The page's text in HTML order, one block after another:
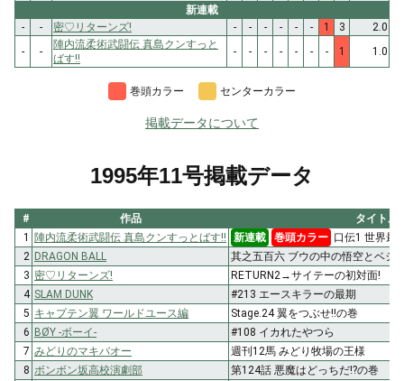
新連載
-
- 密♡リターンズ! - - - - - - 1 3
2.0
-
-
陣内流柔術武闘伝 真島クンすっと
ばす!!
- - - - - - - 1 1.0
巻頭カラー センターカラー
掲載データについて
1995年11号掲載データ
# 作品
タイトル
1 陣内流柔術武闘伝 真島クンすっとばす!! 新連載 巻頭カラー 口伝1 世界最
2 DRAGON BALL
其之五百六 ブウの中の悟空とベジ
3 密♡リターンズ!
RETURN2→サイテーの初対面!
4 SLAM DUNK
#213 エースキラーの最期
5 キャプテン翼 ワールドユース編
Stage.24 翼をつぶせ!!の巻
6 BØY -ボーイ-
#108 イカれたやつら
7 みどりのマキバオー
週刊12馬 みどり牧場の王様
8 ボンボン坂高校演劇部
第124話 悪魔はどっちだ!?の巻